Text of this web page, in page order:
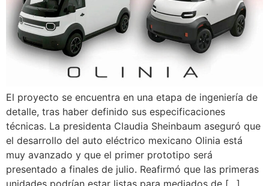
El proyecto se encuentra en una etapa de ingeniería de
detalle, tras haber definido sus especificaciones
técnicas. La presidenta Claudia Sheinbaum aseguró que
el desarrollo del auto eléctrico mexicano Olinia está
muy avanzado y que el primer prototipo será
presentado a finales de julio. Reafirmó que las primeras
unidades podrían estar listas para mediados de […]